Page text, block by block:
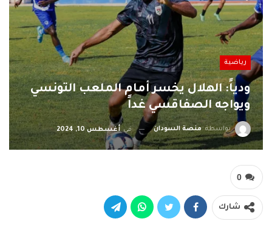
رياضية
ودياً: الهلال يخسر أمام الملعب التونسي
ويواجه الصفاقسي غداً
بواسطةمنصة السودان فيأغسطس 10, 2024
0
شارك